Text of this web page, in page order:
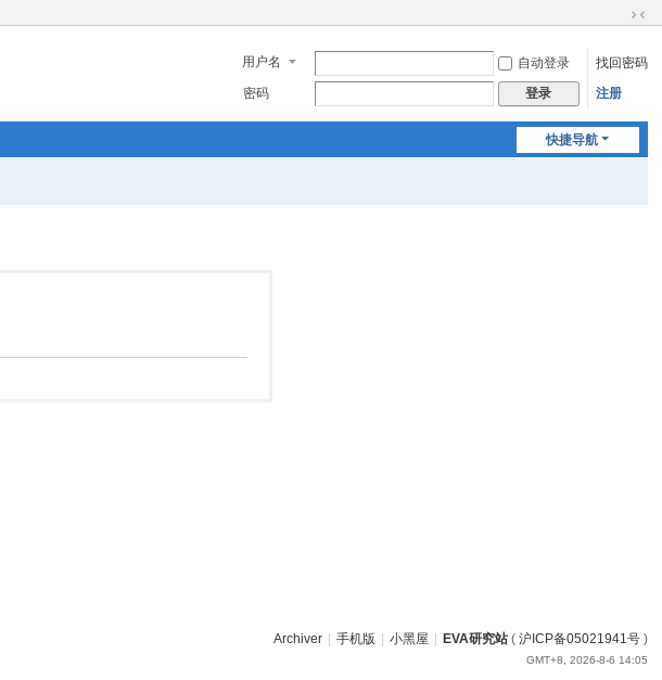
换
到
用户名 自动登录
找回密码
密码
登录 注册
快捷导航
Archiver 手机版 小黑屋 EVA研究站( 沪ICP备05021941号)
GMT+8, 2026-8-6 14:05